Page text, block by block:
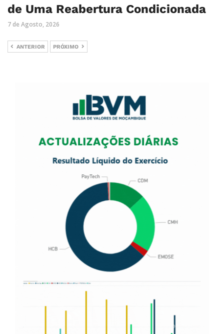
de Uma Reabertura Condicionada
7 de Agosto, 2026
ANTERIOR PRÓXIMO